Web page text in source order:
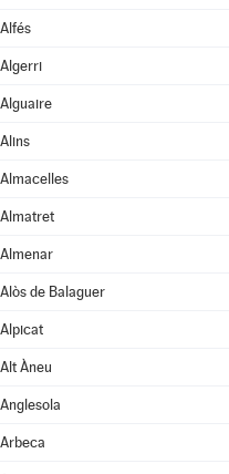
Alfés
Algerri
Alguaire
Alins
Almacelles
Almatret
Almenar
Alòs de Balaguer
Alpicat
Alt Àneu
Anglesola
Arbeca